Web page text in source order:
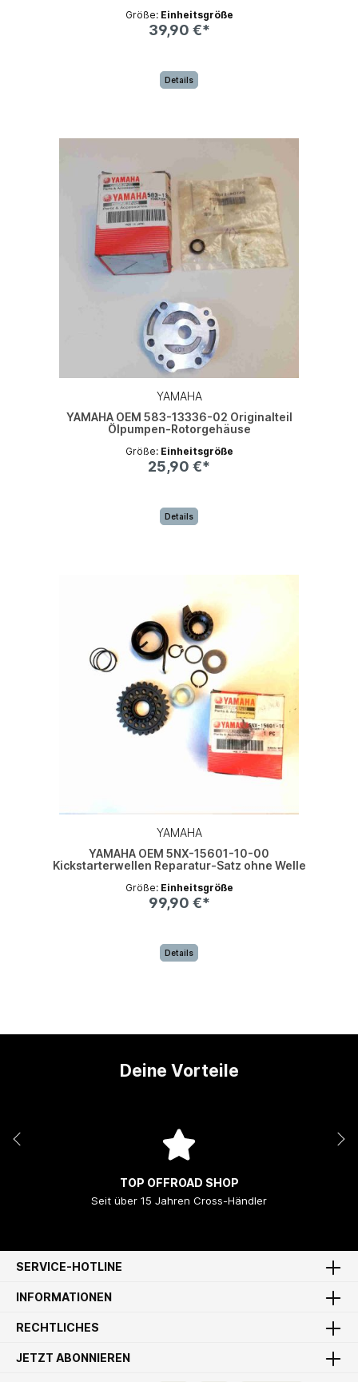
Größe: Einheitsgröße
39,90 €*
Details
YAMAHA
YAMAHA OEM 583-13336-02 Originalteil
Ölpumpen-Rotorgehäuse
Größe: Einheitsgröße
25,90 €*
Details
YAMAHA
YAMAHA OEM 5NX-15601-10-00
Kickstarterwellen Reparatur-Satz ohne Welle
Größe: Einheitsgröße
99,90 €*
Details
Deine Vorteile
TOP OFFROAD SHOP
Seit über 15 Jahren Cross-Händler
SERVICE-HOTLINE
INFORMATIONEN
RECHTLICHES
JETZT ABONNIEREN